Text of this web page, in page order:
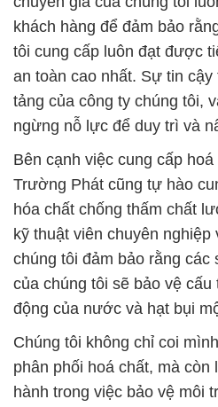
khách hàng để đảm bảo
tôi cung cấp luôn đạt được
an toàn cao nhất. Sự tin
tảng của công ty chúng tôi,
ngừng nỗ lực để duy trì và
Bên cạnh việc cung cấp
Trường Phát cũng tự hào
hóa chất chống thấm chất
kỹ thuật viên chuyên nghiệp
chúng tôi đảm bảo rằng các
của chúng tôi sẽ bảo vệ
động của nước và hạt bụi
Chúng tôi không chỉ coi
phân phối hoá chất, mà còn
hành trong việc bảo vệ môi